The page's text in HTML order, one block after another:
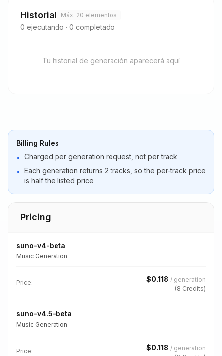
Historial Máx. 20 elementos
0 ejecutando · 0 completado
Tu historial de generación aparecerá aquí
Billing Rules
• Charged per generation request, not per track
• Each generation returns 2 tracks, so the per-track price
is half the listed price
Pricing
suno-v4-beta
Music Generation
Price: $0.118 / generation
(8 Credits)
suno-v4.5-beta
Music Generation
Price: $0.118 / generation